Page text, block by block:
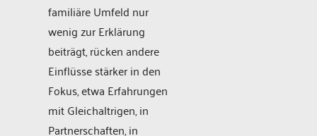
familiäre Umfeld nur
wenig zur Erklärung
beiträgt, rücken andere
Einflüsse stärker in den
Fokus, etwa Erfahrungen
mit Gleichaltrigen, in
Partnerschaften, in